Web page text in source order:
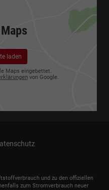
laden
Maps eingebettet.
von Google.
und zu den offiziellen
zum Stromverbrauch neuer